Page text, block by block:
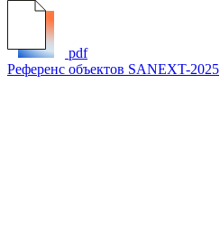
pdf
Референс объектов SANEXT-2025